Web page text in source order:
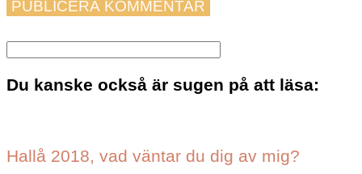
Du kanske också är sugen på att läsa:
Hallå 2018, vad väntar du dig av mig?